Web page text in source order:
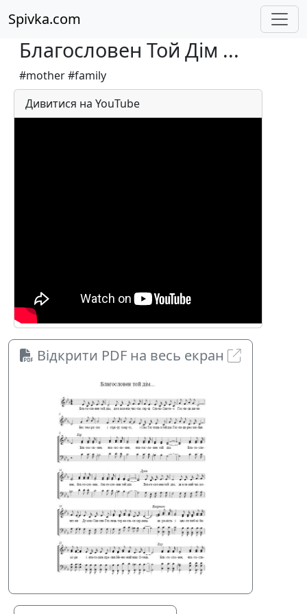
Spivka.com
Благословен Той Дім ...
#mother #family
Дивитися на YouTube
Відкрити PDF на весь екран